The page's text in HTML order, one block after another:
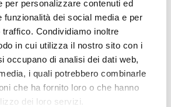
per personalizzare contenuti ed
funzionalità dei social media e per
Condividiamo inoltre
in cui utilizza il nostro sito con i
occupano di analisi dei dati web,
i quali potrebbero combinarle
che ha fornito loro o che hanno
dei loro servizi.